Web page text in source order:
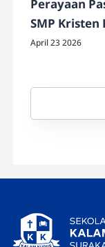
Perayaan
SMP
April 23 2026